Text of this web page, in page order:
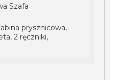
Szafa
prysznicowa,
2 ręczniki,